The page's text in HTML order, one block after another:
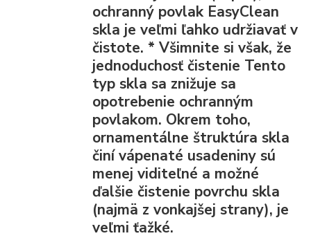
ochranný povlak EasyClean
skla je veľmi ľahko udržiavať v
čistote. *Všimnite si však, že
jednoduchosť čistenie Tento
typ skla sa znižuje sa
opotrebenie ochranným
povlakom. Okrem toho,
ornamentálne štruktúra skla
činí vápenaté usadeniny sú
menej viditeľné a možné
ďalšie čistenie povrchu skla
(najmä z vonkajšej strany), je
veľmi ťažké.